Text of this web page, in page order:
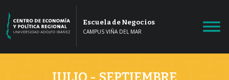
Escuela de Negocios
CAMPUS VIÑA DEL MAR